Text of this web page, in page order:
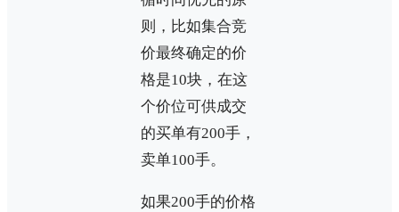
则，比如集合竞
价最终确定的价
格是10块，在这
个价位可供成交
的买单有200手，
卖单100手。
如果200手的价格